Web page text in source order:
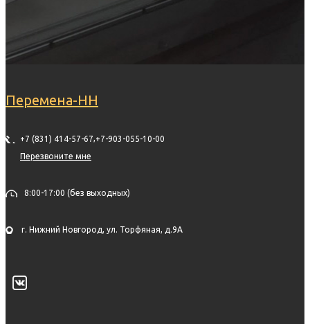
Перемена-НН
+7 (831) 414-57-67,+7-903-055-10-00
Перезвоните мне
8:00-17:00 (без выходных)
г. Нижний Новгород, ул. Торфяная, д.9А